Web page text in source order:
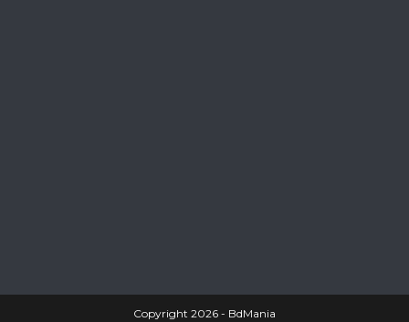
Copyright 2026 - BdMania